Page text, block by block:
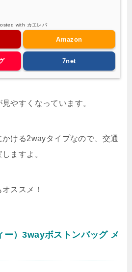
with カエレバ
Amazon
7net
やすくなっています。
ける2wayタイプなので、交通
ますよ。
ススメ！
）3wayボストンバッグ メ